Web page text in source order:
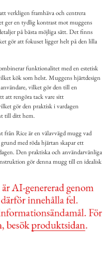
verkligen framhäva och centrera
ger en tydlig kontrast mot muggens
på bästa möjliga sätt. Det finns
gör att fokuset ligger helt på den lilla
funktionalitet med en estetisk
kök som helst. Muggens hjärtdesign
vilket gör den till en
att rengöra tack vare sitt
gör den praktisk i vardagen
till ditt hem.
Rice är en välavvägd mugg vad
med röda hjärtan skapar ett
Den praktiska och användarvänliga
gör denna mugg till en idealisk